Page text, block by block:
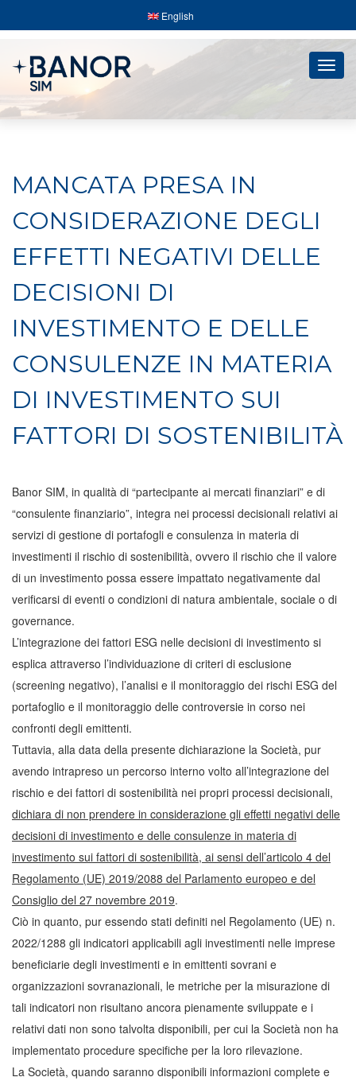
English
MANCATA PRESA IN
CONSIDERAZIONE DEGLI
EFFETTI NEGATIVI DELLE
DECISIONI DI
INVESTIMENTO E DELLE
CONSULENZE IN MATERIA
DI INVESTIMENTO SUI
FATTORI DI SOSTENIBILITÀ
Banor SIM, in qualità di “partecipante ai mercati finanziari” e di
“consulente finanziario”, integra nei processi decisionali relativi ai
servizi di gestione di portafogli e consulenza in materia di
investimenti il rischio di sostenibilità, ovvero il rischio che il valore
di un investimento possa essere impattato negativamente dal
verificarsi di eventi o condizioni di natura ambientale, sociale o di
governance.
L’integrazione dei fattori ESG nelle decisioni di investimento si
esplica attraverso l’individuazione di criteri di esclusione
(screening negativo), l’analisi e il monitoraggio dei rischi ESG del
portafoglio e il monitoraggio delle controversie in corso nei
confronti degli emittenti.
Tuttavia, alla data della presente dichiarazione la Società, pur
avendo intrapreso un percorso interno volto all’integrazione del
rischio e dei fattori di sostenibilità nei propri processi decisionali,
dichiara di non prendere in considerazione gli effetti negativi delle
decisioni di investimento e delle consulenze in materia di
investimento sui fattori di sostenibilità, ai sensi dell’articolo 4 del
Regolamento (UE) 2019/2088 del Parlamento europeo e del
Consiglio del 27 novembre 2019.
Ciò in quanto, pur essendo stati definiti nel Regolamento (UE) n.
2022/1288 gli indicatori applicabili agli investimenti nelle imprese
beneficiarie degli investimenti e in emittenti sovrani e
organizzazioni sovranazionali, le metriche per la misurazione di
tali indicatori non risultano ancora pienamente sviluppate e i
relativi dati non sono talvolta disponibili, per cui la Società non ha
implementato procedure specifiche per la loro rilevazione.
La Società, quando saranno disponibili informazioni complete e